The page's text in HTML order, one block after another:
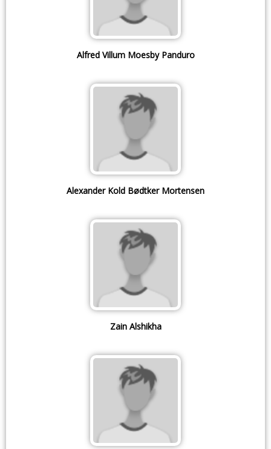
Alfred Villum Moesby Panduro
Alexander Kold Bødtker Mortensen
Zain Alshikha